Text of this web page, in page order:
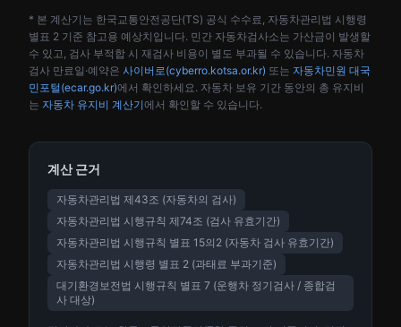
* 본 계산기는 한국교통안전공단(TS) 공식 수수료, 자동차관리법 시행령
별표 2 기준 참고용 예상치입니다. 민간 자동차검사소는 가산금이 발생할
수 있고, 검사 부적합 시 재검사 비용이 별도 부과될 수 있습니다. 자동차
검사 만료일·예약은 사이버로(cyberro.kotsa.or.kr) 또는 자동차민원 대국
민포털(ecar.go.kr)에서 확인하세요. 자동차 보유 기간 동안의 총 유지비
는 자동차 유지비 계산기에서 확인할 수 있습니다.
계산 근거
자동차관리법 제43조 (자동차의 검사)
자동차관리법 시행규칙 제74조 (검사 유효기간)
자동차관리법 시행규칙 별표 15의2 (자동차 검사 유효기간)
자동차관리법 시행령 별표 2 (과태료 부과기준)
대기환경보전법 시행규칙 별표 7 (운행차 정기검사 / 종합검
사 대상)